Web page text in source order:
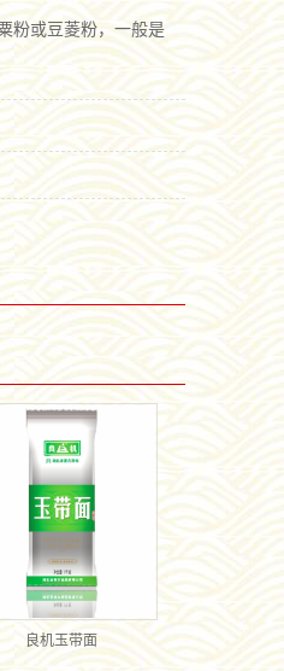
粉或豆菱粉，一般是
良机玉带面